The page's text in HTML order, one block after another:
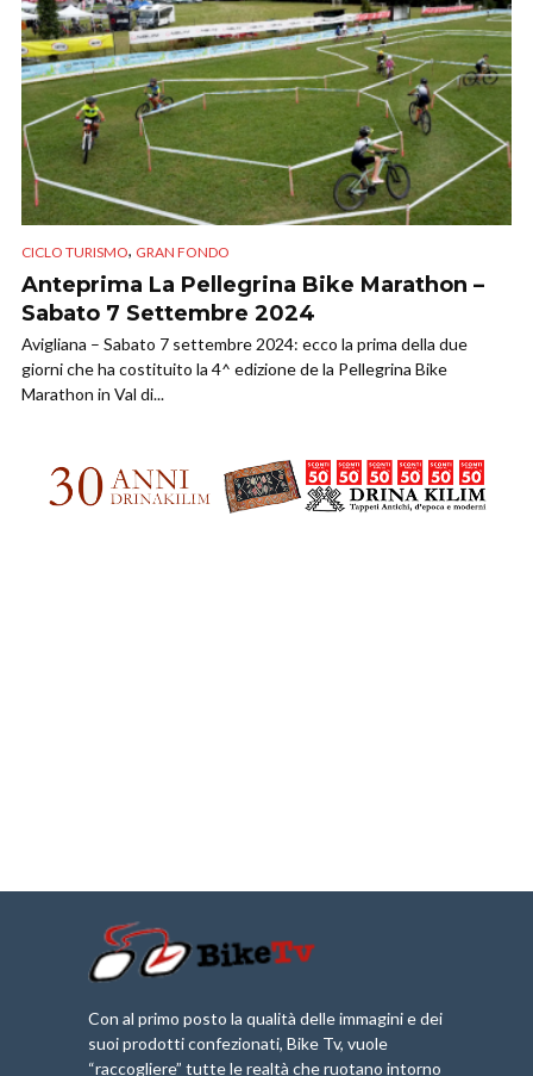
CICLO TURISMO, GRAN FONDO
Anteprima La Pellegrina Bike Marathon –
Sabato 7 Settembre 2024
Avigliana – Sabato 7 settembre 2024: ecco la prima della due
giorni che ha costituito la 4^ edizione de la Pellegrina Bike
Marathon in Val di...
Con al primo posto la qualità delle immagini e dei
suoi prodotti confezionati, Bike Tv, vuole
“raccogliere” tutte le realtà che ruotano intorno